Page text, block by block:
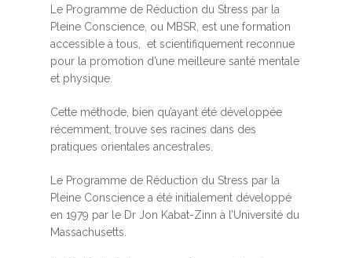
Le Programme de Réduction du Stress par la
Pleine Conscience, ou MBSR, est une formation
accessible à tous, et scientifiquement reconnue
pour la promotion d’une meilleure santé mentale
et physique.
Cette méthode, bien qu’ayant été développée
récemment, trouve ses racines dans des
pratiques orientales ancestrales.
Le Programme de Réduction du Stress par la
Pleine Conscience a été initialement développé
en 1979 par le Dr Jon Kabat-Zinn à l’Université du
Massachusetts.